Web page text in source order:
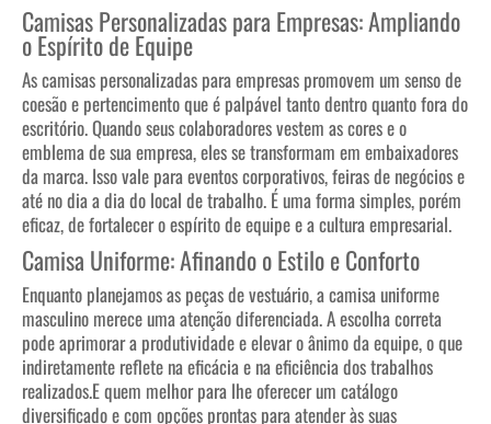
Camisas Personalizadas para Empresas: Ampliando
o Espírito de Equipe
As camisas personalizadas para empresas promovem um senso de
coesão e pertencimento que é palpável tanto dentro quanto fora do
escritório. Quando seus colaboradores vestem as cores e o
emblema de sua empresa, eles se transformam em embaixadores
da marca. Isso vale para eventos corporativos, feiras de negócios e
até no dia a dia do local de trabalho. É uma forma simples, porém
eficaz, de fortalecer o espírito de equipe e a cultura empresarial.
Camisa Uniforme: Afinando o Estilo e Conforto
Enquanto planejamos as peças de vestuário, a camisa uniforme
masculino merece uma atenção diferenciada. A escolha correta
pode aprimorar a produtividade e elevar o ânimo da equipe, o que
indiretamente reflete na eficácia e na eficiência dos trabalhos
realizados.E quem melhor para lhe oferecer um catálogo
diversificado e com opções prontas para atender às suas